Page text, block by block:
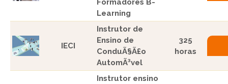
Formadores B-
Learning
IECI
Instrutor de
Ensino de
ConduÃ§Ã£o
AutomÃ³vel
325
horas
Instrutor ensino